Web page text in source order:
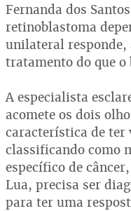
Fernanda dos
retinoblastoma
unilateral responde,
tratamento do que
A especialista
acomete os dois
característica de ter
classificando como
específico de
Lua, precisa ser
para ter uma